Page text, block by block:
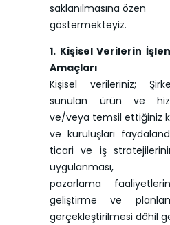
saklanılmasına özen
göstermekteyiz.
1. Kişisel Verilerin
Amaçları
Kişisel verileriniz;
sunulan ürün ve
ve/veya temsil ettiğiniz
ve kuruluşları
ticari ve iş
uygulanması,
pazarlama
geliştirme ve
gerçekleştirilmesi dâhil